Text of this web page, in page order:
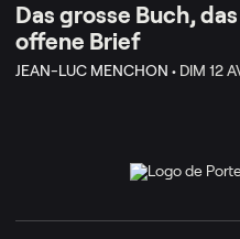
Das grosse Buch,
offene Brief
JEAN-LUC MENCHON • DIM 12